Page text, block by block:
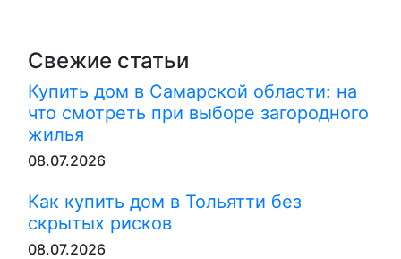
Свежие статьи
Купить дом в Самарской области: на
что смотреть при выборе загородного
жилья
08.07.2026
Как купить дом в Тольятти без
скрытых рисков
08.07.2026